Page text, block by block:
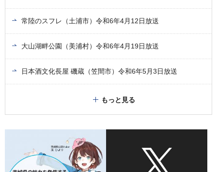
常陸のスフレ（土浦市）令和6年4月12日放送
大山湖畔公園（美浦村）令和6年4月19日放送
日本酒文化長屋 磯蔵（笠間市）令和6年5月3日放送
もっと見る